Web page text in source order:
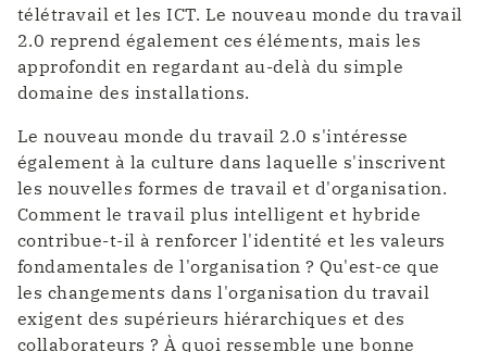
télétravail et les ICT. Le nouveau monde du travail
2.0 reprend également ces éléments, mais les
approfondit en regardant au-delà du simple
domaine des installations.
Le nouveau monde du travail 2.0 s'intéresse
également à la culture dans laquelle s'inscrivent
les nouvelles formes de travail et d'organisation.
Comment le travail plus intelligent et hybride
contribue-t-il à renforcer l'identité et les valeurs
fondamentales de l'organisation ? Qu'est-ce que
les changements dans l'organisation du travail
exigent des supérieurs hiérarchiques et des
collaborateurs ? À quoi ressemble une bonne